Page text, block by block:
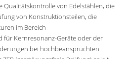
Qualitätskontrolle von Edelstählen, die
von Konstruktionsteilen, die
im Bereich
für Kernresonanz-Geräte oder der
bei hochbeanspruchten